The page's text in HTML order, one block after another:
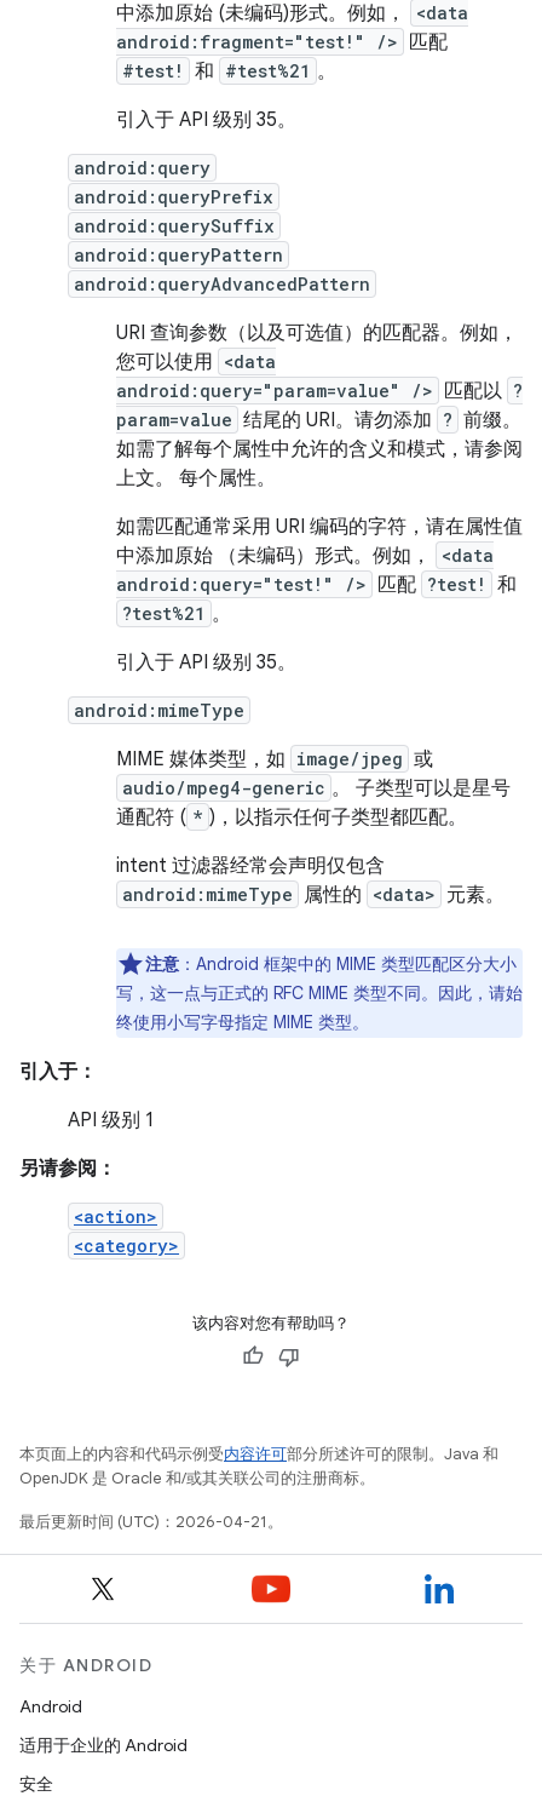
中添加原始 (未编码)形式。例如，
<data
android:fragment="test!" /> 匹配
#test! 和 #test%21 。
引入于 API 级别 35。
android:query
android:queryPrefix
android:querySuffix
android:queryPattern
android:queryAdvancedPattern
URI 查询参数（以及可选值）的匹配器。例如，
您可以使用 <data
android:query="param=value" /> 匹配以 ?
param=value 结尾的 URI。请勿添加 ? 前缀。
如需了解每个属性中允许的含义和模式，请参阅
上文。 每个属性。
如需匹配通常采用 URI 编码的字符，请在属性值
中添加原始 （未编码）形式。例如，
<data
android:query="test!" /> 匹配 ?test! 和
?test%21 。
引入于 API 级别 35。
android:mimeType
MIME 媒体类型，如 image/jpeg 或
audio/mpeg4-generic 。 子类型可以是星号
通配符 ( * )，以指示任何子类型都匹配。
intent 过滤器经常会声明仅包含
android:mimeType 属性的 <data> 元素。
注意 ：Android 框架中的 MIME 类型匹配区分大小
写，这一点与正式的 RFC MIME 类型不同。因此，请始
终使用小写字母指定 MIME 类型。
引入于：
API 级别 1
另请参阅：
<action>
<category>
该内容对您有帮助吗？
本页面上的内容和代码示例受内容许可部分所述许可的限制。Java 和
OpenJDK 是 Oracle 和/或其关联公司的注册商标。
最后更新时间 (UTC)：2026-04-21。
关于 ANDROID
Android
适用于企业的 Android
安全